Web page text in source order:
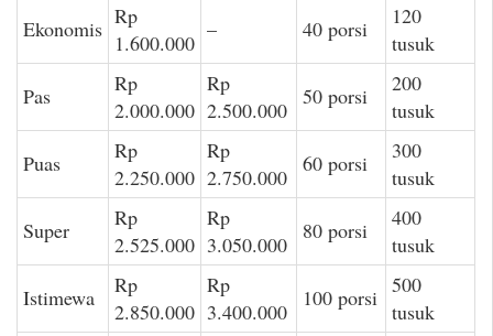
Ekonomis Rp
1.600.000
– 40 porsi
120
tusuk
Pas
Rp
2.000.000
Rp
2.500.000
50 porsi
200
tusuk
Puas
Rp
2.250.000
Rp
2.750.000
60 porsi
300
tusuk
Super
Rp
2.525.000
Rp
3.050.000
80 porsi
400
tusuk
Istimewa
Rp
2.850.000
Rp
3.400.000
100 porsi 500
tusuk